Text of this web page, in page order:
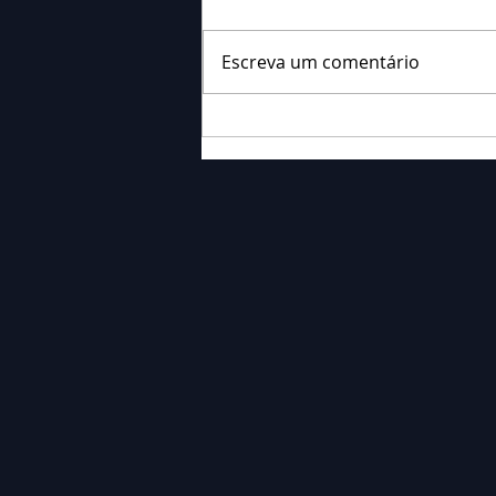
Falecimento: Sra. Alice
Barauce Schon
Escreva um comentário